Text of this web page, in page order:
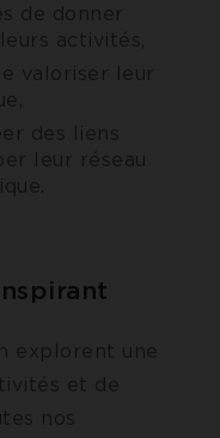
de donner
activités,
valoriser leur
des liens
leur réseau
explorent une
et de
nos